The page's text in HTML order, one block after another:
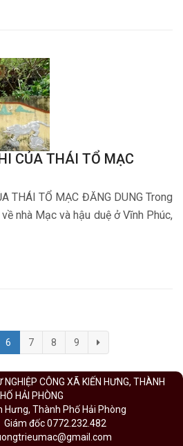
CỦA THÁI TỔ MẠC
THÁI TỔ MẠC ĐĂNG DUNG Trong
nhà Mạc và hậu duệ ở Vĩnh Phúc,
6 7 8 9
CÔNG XÃ KIẾN HƯNG, THÀNH
HẢI PHÒNG
Hưng, Thành Phố Hải Phòng
Giám đốc 0772.232.482